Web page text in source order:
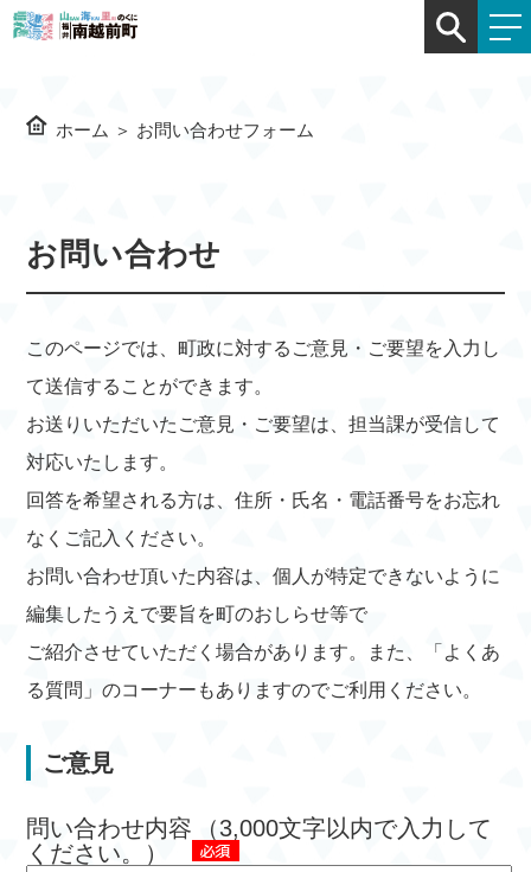
ホーム ＞ お問い合わせフォーム
お問い合わせ
このページでは、町政に対するご意見・ご要望を入力し
て送信することができます。
お送りいただいたご意見・ご要望は、担当課が受信して
対応いたします。
回答を希望される方は、住所・氏名・電話番号をお忘れ
なくご記入ください。
お問い合わせ頂いた内容は、個人が特定できないように
編集したうえで要旨を町のおしらせ等で
ご紹介させていただく場合があります。また、「よくあ
る質問」のコーナーもありますのでご利用ください。
ご意見
問い合わせ内容
（3,000文字以内で入力して
ください。）